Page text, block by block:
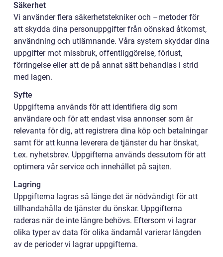
Säkerhet
Vi använder flera säkerhetstekniker och –metoder för
att skydda dina personuppgifter från oönskad åtkomst,
användning och utlämnande. Våra system skyddar dina
uppgifter mot missbruk, offentliggörelse, förlust,
förringelse eller att de på annat sätt behandlas i strid
med lagen.
Syfte
Uppgifterna används för att identifiera dig som
användare och för att endast visa annonser som är
relevanta för dig, att registrera dina köp och betalningar
samt för att kunna leverera de tjänster du har önskat,
t.ex. nyhetsbrev. Uppgifterna används dessutom för att
optimera vår service och innehållet på sajten.
Lagring
Uppgifterna lagras så länge det är nödvändigt för att
tillhandahålla de tjänster du önskar. Uppgifterna
raderas när de inte längre behövs. Eftersom vi lagrar
olika typer av data för olika ändamål varierar längden
av de perioder vi lagrar uppgifterna.